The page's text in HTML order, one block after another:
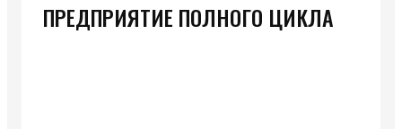
ПРЕДПРИЯТИЕ ПОЛНОГО ЦИКЛА